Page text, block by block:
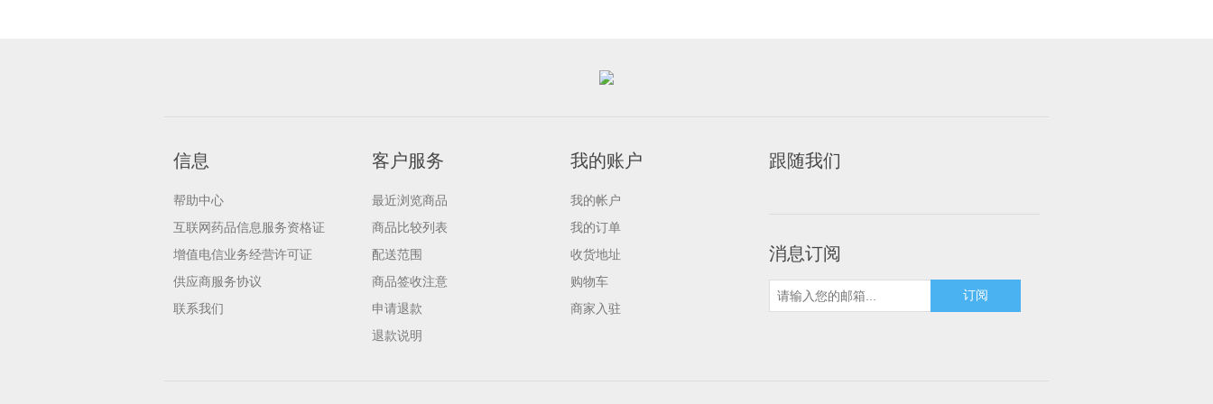
信息
帮助中心
互联网药品信息服务资格证
增值电信业务经营许可证
供应商服务协议
联系我们
客户服务
最近浏览商品
商品比较列表
配送范围
商品签收注意
申请退款
退款说明
我的账户
我的帐户
我的订单
收货地址
购物车
商家入驻
跟随我们
消息订阅